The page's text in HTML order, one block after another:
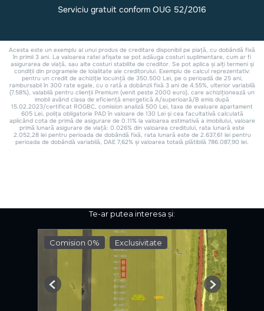
Te-ar putea interesa și:
Comision 0% Exclusivitate
Previous Next